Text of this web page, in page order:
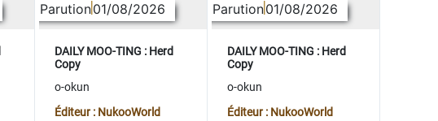
Parution01/08/2026
DAILY MOO-TING : Herd
Copy
o-okun
Éditeur : NukooWorld
Parution01/08/2026
DAILY MOO-TING : Herd
Copy
o-okun
Éditeur : NukooWorld